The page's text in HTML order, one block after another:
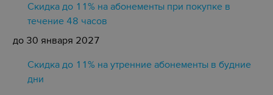
Скидка до 11% на абонементы при покупке в
течение 48 часов
до 30 января 2027
Скидка до 11% на утренние абонементы в будние
дни